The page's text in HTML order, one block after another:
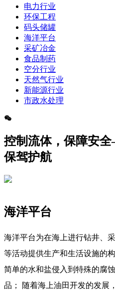
电力行业
环保工程
码头储罐
海洋平台
采矿冶金
食品制药
空分行业
天然气行业
新能源行业
市政水处理
控制流体，保障安
保驾护航
海洋平台
海洋平台为在海上进行钻井、
等活动提供生产和生活设施的
简单的水和盐侵入到特殊的腐
品； 随着海上油田开发的发展